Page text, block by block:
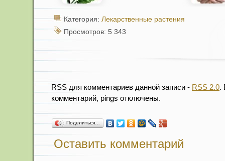
Категория: Лекарственные растения
Просмотров: 5 343
RSS для комментариев данной записи - RSS 2.0.
комментарий, pings отключены.
Поделиться…
Оставить комментарий